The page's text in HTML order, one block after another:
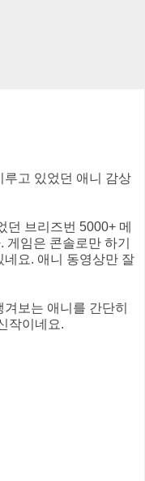
루고 있었던 애니 감상
던 브리즈번 5000+ 메
임은 콘솔로만 하기
요. 애니 동영상만 잘
보는 애니를 간단히
작이네요.